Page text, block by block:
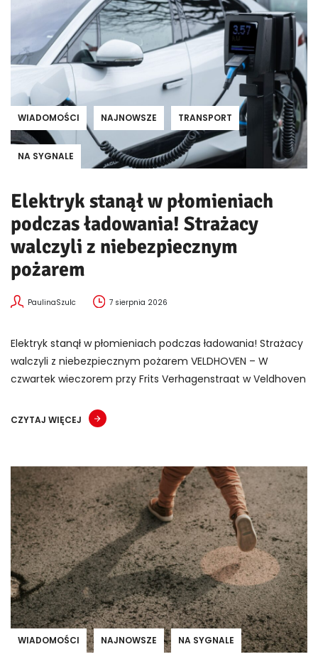
WIADOMOŚCI NAJNOWSZE TRANSPORT
NA SYGNALE
Elektryk stanął w płomieniach
podczas ładowania! Strażacy
walczyli z niebezpiecznym
pożarem
PaulinaSzulc 7 sierpnia 2026
Elektryk stanął w płomieniach podczas ładowania! Strażacy
walczyli z niebezpiecznym pożarem VELDHOVEN – W
czwartek wieczorem przy Frits Verhagenstraat w Veldhoven
CZYTAJ WIĘCEJ
WIADOMOŚCI NAJNOWSZE NA SYGNALE